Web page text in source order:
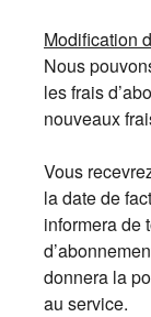
Modification
Nous
les frais
nouveaux
Vous
la date de
informera de
donnera la
au service.